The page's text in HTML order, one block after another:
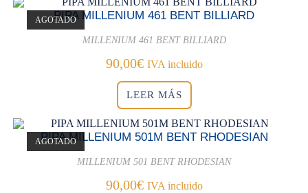
AGOTADO
PIPA MILLENIUM 461 BENT BILLIARD
MILLENIUM 461 BENT BILLIARD
90,00€ IVA incluido
LEER MÁS
AGOTADO
PIPA MILLENIUM 501M BENT RHODESIAN
MILLENIUM 501 BENT RHODESIAN
90,00€ IVA incluido